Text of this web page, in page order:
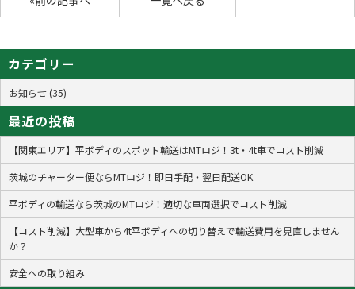
カテゴリー
お知らせ (35)
最近の投稿
【関東エリア】平ボディのスポット輸送はMTロジ！3t・4t車でコスト削減
茨城のチャーター便ならMTロジ！即日手配・翌日配送OK
平ボディの輸送なら茨城のMTロジ！適切な車両選択でコスト削減
【コスト削減】大型車から4t平ボディへの切り替えで輸送費用を見直しません
か？
安全への取り組み